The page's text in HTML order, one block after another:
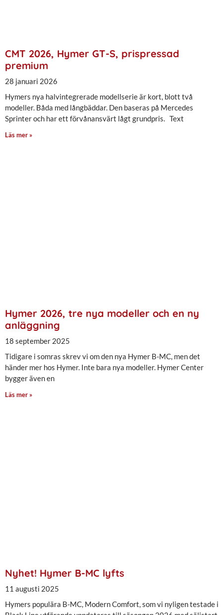
CMT 2026, Hymer GT-S, prispressad
premium
28 januari 2026
Hymers nya halvintegrerade modellserie är kort, blott två
modeller. Båda med långbäddar. Den baseras på Mercedes
Sprinter och har ett förvånansvärt lågt grundpris. Text
Läs mer »
Hymer 2026, tre nya modeller och en ny
anläggning
18 september 2025
Tidigare i somras skrev vi om den nya Hymer B-MC, men det
händer mer hos Hymer. Inte bara nya modeller. Hymer Center
bygger även en
Läs mer »
Nyhet! Hymer B-MC lyfts
11 augusti 2025
Hymers populära B-MC, Modern Comfort, som vi nyligen testade i